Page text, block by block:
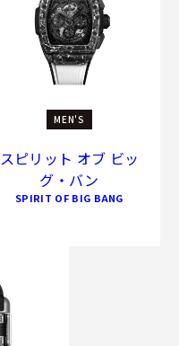
MEN'S
スピリット オブ ビッ
グ・バン
SPIRIT OF BIG BANG